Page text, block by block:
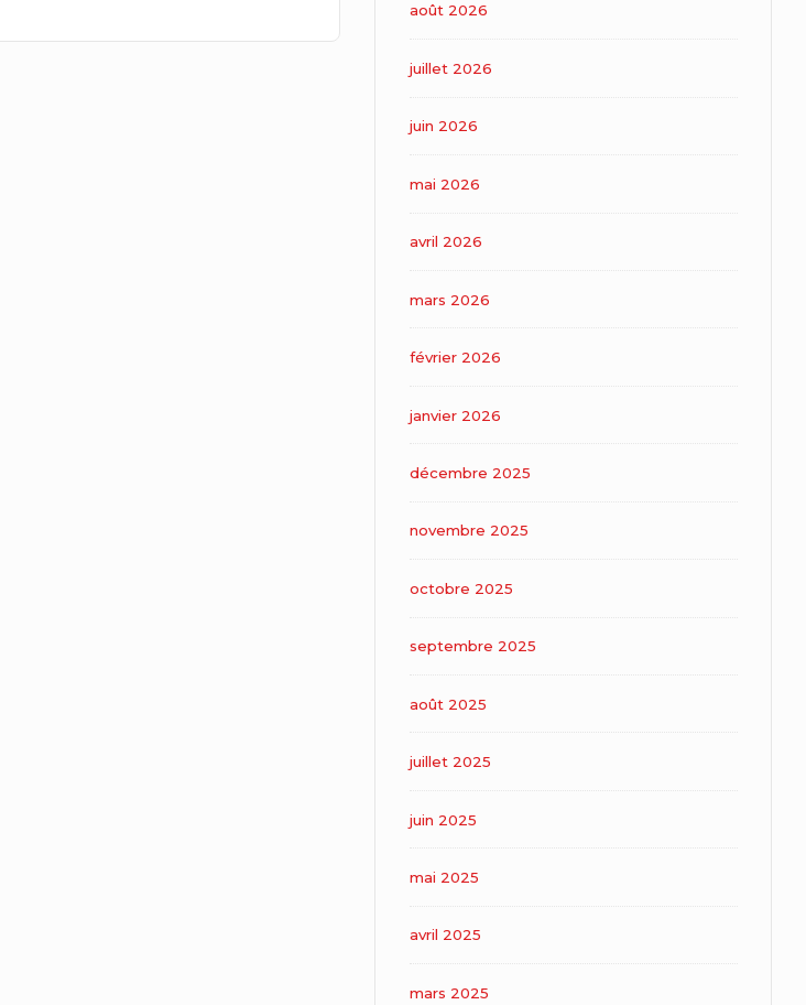
août 2026
juillet 2026
juin 2026
mai 2026
avril 2026
mars 2026
février 2026
janvier 2026
décembre 2025
novembre 2025
octobre 2025
septembre 2025
août 2025
juillet 2025
juin 2025
mai 2025
avril 2025
mars 2025